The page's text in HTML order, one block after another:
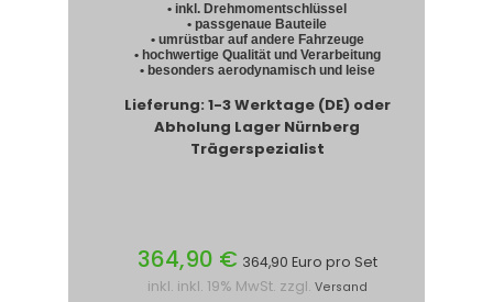
• inkl. Drehmomentschlüssel
• passgenaue Bauteile
• umrüstbar auf andere Fahrzeuge
• hochwertige Qualität und Verarbeitung
• besonders aerodynamisch und leise
Lieferung: 1-3 Werktage (DE) oder
Abholung Lager Nürnberg
Trägerspezialist
364,90 € 364,90 Euro pro Set
inkl. inkl. 19% MwSt. zzgl. Versand